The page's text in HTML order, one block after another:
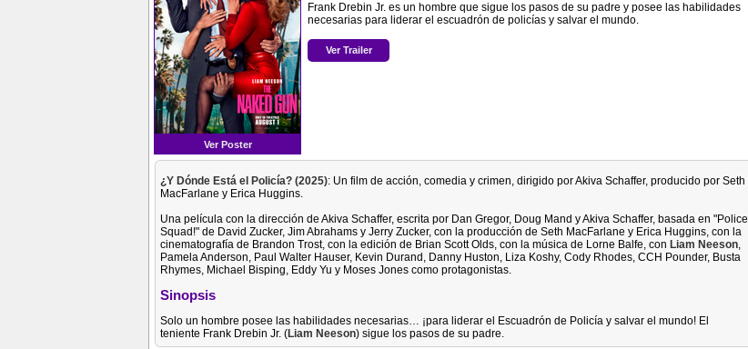
Ver Poster
Frank Drebin Jr. es un hombre que sigue los pasos de su padre y posee las habilidades
necesarias para liderar el escuadrón de policías y salvar el mundo.
Ver Trailer
¿Y Dónde Está el Policía? (2025): Un film de acción, comedia y crimen, dirigido por Akiva Schaffer, producido por Seth
MacFarlane y Erica Huggins.
Una película con la dirección de Akiva Schaffer, escrita por Dan Gregor, Doug Mand y Akiva Schaffer, basada en "Police
Squad!" de David Zucker, Jim Abrahams y Jerry Zucker, con la producción de Seth MacFarlane y Erica Huggins, con la
cinematografía de Brandon Trost, con la edición de Brian Scott Olds, con la música de Lorne Balfe, con Liam Neeson,
Pamela Anderson, Paul Walter Hauser, Kevin Durand, Danny Huston, Liza Koshy, Cody Rhodes, CCH Pounder, Busta
Rhymes, Michael Bisping, Eddy Yu y Moses Jones como protagonistas.
Sinopsis
Solo un hombre posee las habilidades necesarias… ¡para liderar el Escuadrón de Policía y salvar el mundo! El
teniente Frank Drebin Jr. (Liam Neeson) sigue los pasos de su padre.